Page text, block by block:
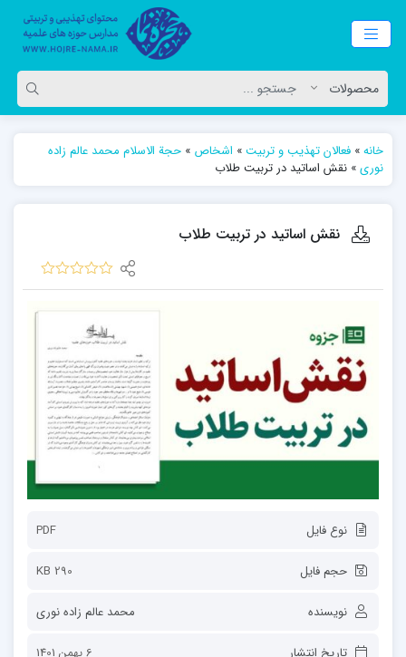
خانه» فعالان تهذیب و تربیت» اشخاص » حجة الاسلام محمد عالم زاده
نوری» نقش اساتید در تربیت طلاب
نقش اساتید در تربیت طلاب
نوع فایل PDF
حجم فایل 290 KB
نویسنده محمد عالم زاده نوری
تاریخ انتشار 6 بهمن 1401